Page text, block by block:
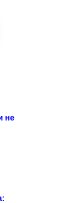
не